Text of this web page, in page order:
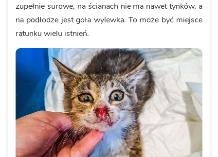
zupełnie surowe, na ścianach nie ma nawet tynków, a
na podłodze jest goła wylewka. To może być miejsce
ratunku wielu istnień.